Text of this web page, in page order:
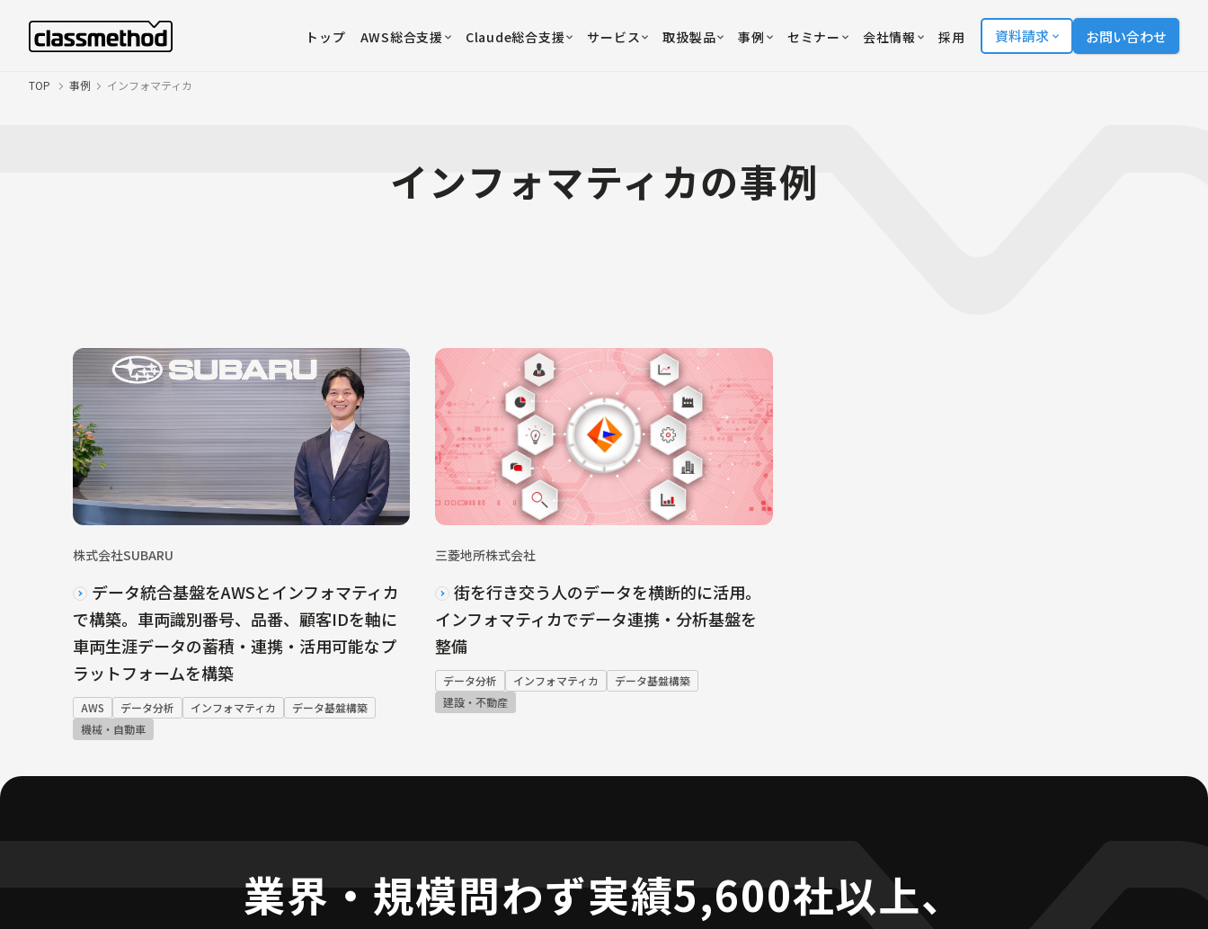
トップ AWS総合支援 Claude総合支援 サービス 取扱製品 事例 セミナー 会社情報 採用 資料請求 お問い合わせ
TOP 事例 インフォマティカ
インフォマティカの事例
株式会社SUBARU
データ統合基盤をAWSとインフォマティカ
で構築。車両識別番号、品番、顧客IDを軸に
車両生涯データの蓄積・連携・活用可能なプ
ラットフォームを構築
AWS データ分析 インフォマティカ
データ基盤構築
機械・自動車
三菱地所株式会社
街を行き交う人のデータを横断的に活用。
インフォマティカでデータ連携・分析基盤を
整備
データ分析 インフォマティカ
データ基盤構築
建設・不動産
業界・規模問わず実績5,600社以上、